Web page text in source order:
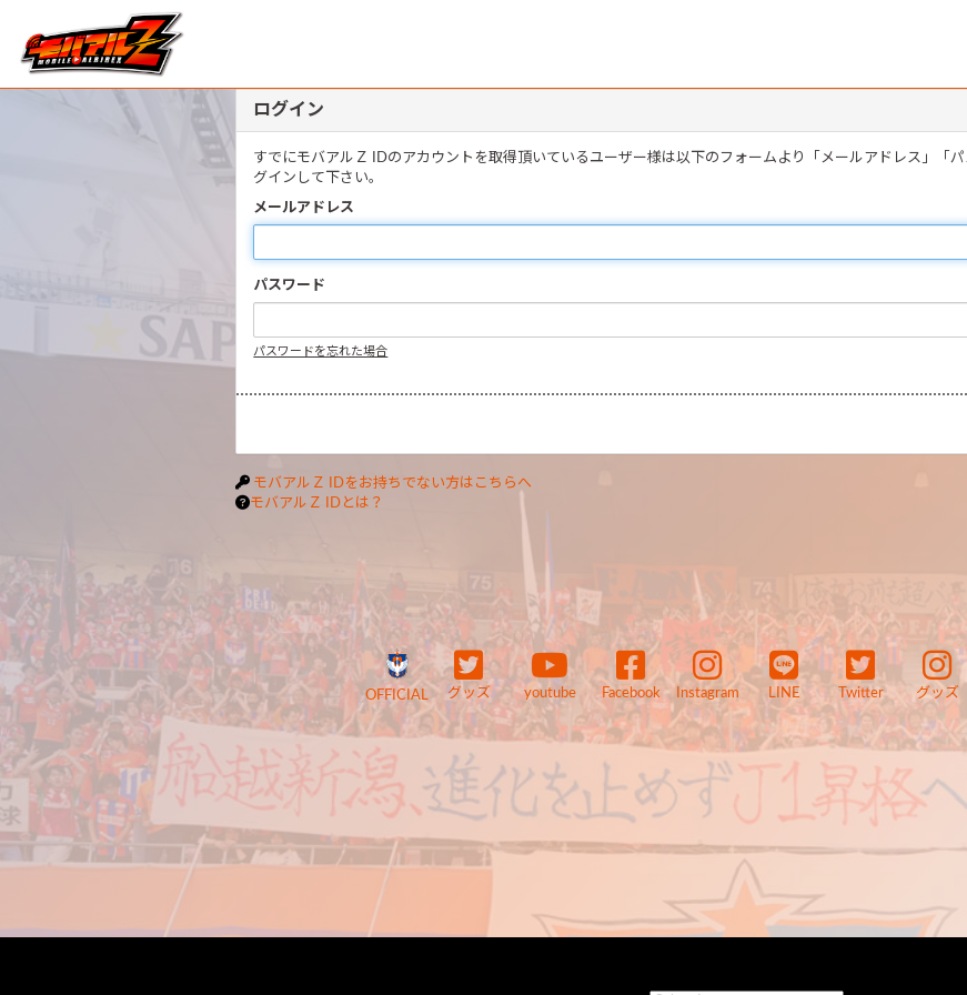
ログイン
すでにモバアルＺ IDのアカウントを取得頂いているユーザー様は以下のフォームより「メールアドレス」「
グインして下さい。
メールアドレス
パスワード
パスワードを忘れた場合
モバアルＺ IDをお持ちでない方はこちらへ
モバアルＺ IDとは？
OFFICIAL グッズ youtube Facebook Instagram LINE Twitter グッズ